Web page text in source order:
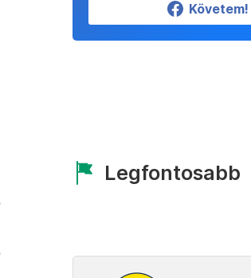
Követem!
Legfontosabb